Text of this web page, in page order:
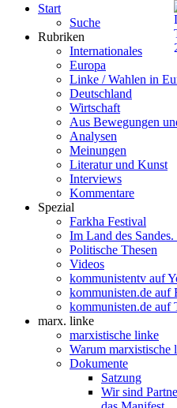
Start
Suche
Rubriken
Internationales
Europa
Linke / Wahlen in
Deutschland
Wirtschaft
Aus Bewegungen
Analysen
Meinungen
Literatur und Kunst
Interviews
Kommentare
Spezial
Farkha Festival
Im Land des Sandes.
Politische Thesen
Videos
kommunistentv auf
kommunisten.de auf
kommunisten.de auf
marx. linke
marxistische linke
Warum marxistische
Dokumente
Satzung
Wir sind